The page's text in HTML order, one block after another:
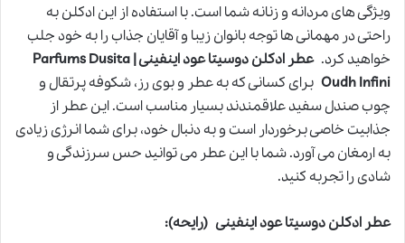
ویژگی های مردانه و زنانه شما است. با استفاده از این ادکلن به
راحتی در مهمانی ها توجه بانوان زیبا و آقایان جذاب را به خود جلب
خواهید کرد.
عطر ادکلن دوسیتا عود اینفینی | Parfums Dusita
Oudh Infini برای کسانی که به عطر و بوی رز، شکوفه پرتقال و
چوب صندل سفید علاقمندند بسیار مناسب است. این عطر از
جذابیت خاصی برخوردار است و به دنبال خود، برای شما انرژی زیادی
به ارمغان می آورد. شما با این عطر می توانید حس سرزندگی و
شادی را تجربه کنید.
عطر ادکلن دوسیتا عود اینفینی (رایحه):